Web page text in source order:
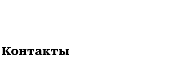
Контакты